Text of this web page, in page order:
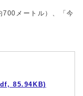
700メートル）、「今
85.94KB)